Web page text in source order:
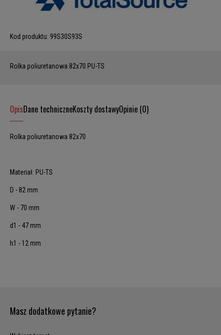
Kod produktu: 99S30S93S
Rolka poliuretanowa 82x70 PU-TS
OpisDane techniczneKoszty dostawyOpinie (0)
Rolka poliuretanowa 82x70
Materiał: PU-TS
D - 82 mm
W - 70 mm
d1 - 47 mm
h1 - 12 mm
Masz dodatkowe pytanie?